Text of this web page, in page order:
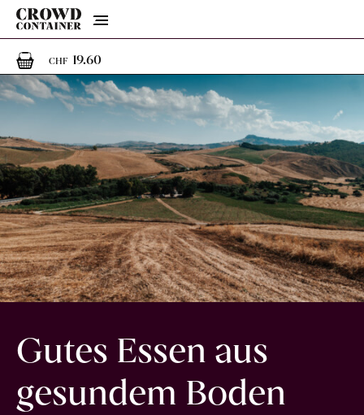
Menu
CHF 19.601 Artikel im Warenkorb
Gutes Essen aus
gesundem Boden